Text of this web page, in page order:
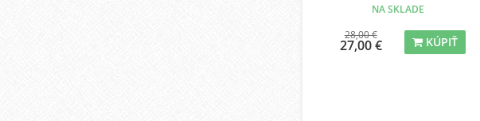
NA SKLADE
28,00 €
27,00 € KÚPIŤ